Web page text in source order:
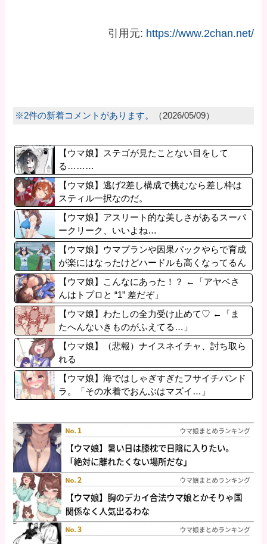
引用元: https://www.2chan.net/
※2件の新着コメントがあります。 （2026/05/09）
【ウマ娘】ステゴが見たことない目をして
る………
【ウマ娘】逃げ2差し構成で挑むなら差し枠は
スティル一択なのだ。
【ウマ娘】アスリート的な美しさがあるスーパ
ークリーク、いいよね…
【ウマ娘】ウマプランや因果パックやらで育成
が楽にはなったけどハードルも高くなってるん
だ。
【ウマ娘】こんなにあった！？ ←「アヤベさ
んはトプロと “1” 差だぞ」
【ウマ娘】わたしの全力受け止めて♡ ←「ま
たへんないきものがふえてる…」
【ウマ娘】（悲報）ナイスネイチャ、討ち取ら
れる
【ウマ娘】海ではしゃぎすぎたフサイチパンド
ラ。「その水着でおんぶはマズイ…」